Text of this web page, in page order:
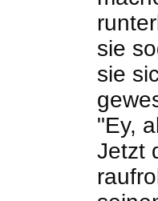
sie
sie
"Ey,
Jetzt